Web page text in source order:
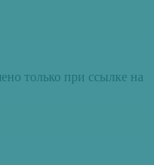
только при ссылке на